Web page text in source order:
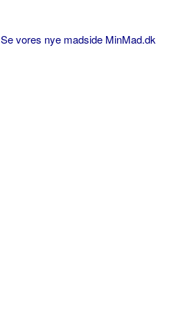
Se vores nye madside MinMad.dk